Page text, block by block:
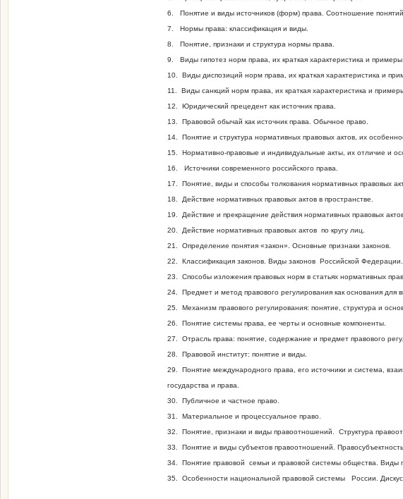
6. Понятие и виды источников (форм) права. Соотношение
7. Нормы права: классификация и виды.
8. Понятие, признаки и структура нормы права.
9. Виды гипотез норм права, их краткая характеристика и примеры.
10. Виды диспозиций норм права, их краткая характеристика и
11. Виды санкций норм права, их краткая характеристика и
12. Юридический прецедент как источник права.
13. Правовой обычай как источник права. Обычное право.
14. Понятие и структура нормативных правовых актов, их
15. Нормативно-правовые и индивидуальные акты, их отличие и
16. Источники современного российского права.
17. Понятие, виды и способы толкования нормативных правовых
18. Действие нормативных правовых актов в пространстве.
19. Действие и прекращение действия нормативных правовых
20. Действие нормативных правовых актов по кругу лиц.
21. Определение понятия «закон». Основные признаки законов.
22. Классификация законов. Виды законов Российской Федерации.
23. Способы изложения правовых норм в статьях нормативных
24. Предмет и метод правового регулирования как основания для
25. Механизм правового регулирования: понятие, структура и
26. Понятие системы права, ее черты и основные компоненты.
27. Отрасль права: понятие, содержание и предмет правового
28. Правовой институт: понятие и виды.
29. Понятие международного права, его источники и система,
государства и права.
30. Публичное и частное право.
31. Материальное и процессуальное право.
32. Понятие, признаки и виды правоотношений. Структура
33. Понятие и виды субъектов правоотношений.
34. Понятие правовой семьи и правовой системы общества. Виды
35. Особенности национальной правовой системы России.